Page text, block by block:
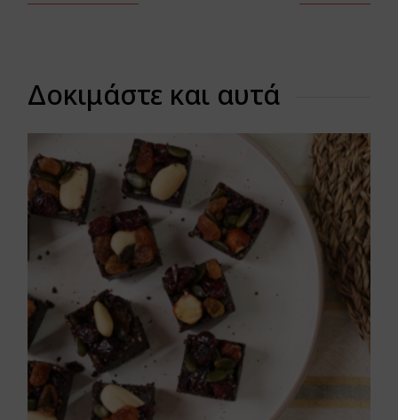
Δοκιμάστε και αυτά